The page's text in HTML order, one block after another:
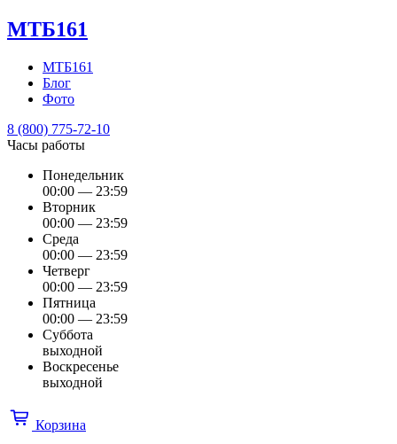
МТБ161
МТБ161
Блог
Фото
8 (800) 775-72-10
Часы работы
Понедельник
00:00 — 23:59
Вторник
00:00 — 23:59
Среда
00:00 — 23:59
Четверг
00:00 — 23:59
Пятница
00:00 — 23:59
Суббота
выходной
Воскресенье
выходной
Корзина